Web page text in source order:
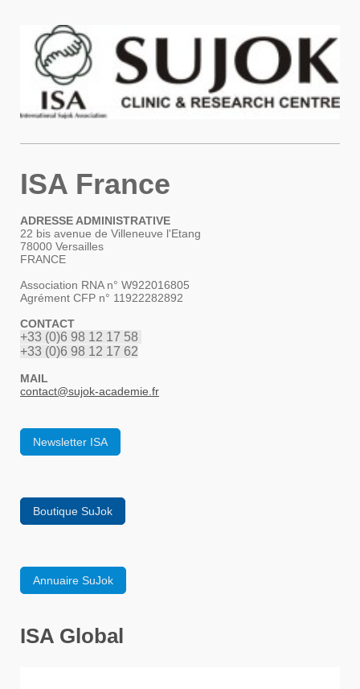
ISA France
ADRESSE ADMINISTRATIVE
22 bis avenue de Villeneuve l'Etang
78000 Versailles
FRANCE
Association RNA n° W922016805
Agrément CFP n° 11922282892
CONTACT
+33 (0)6 98 12 17 58
+33 (0)6 98 12 17 62
MAIL
contact@sujok-academie.fr
Newsletter ISA
Boutique SuJok
Annuaire SuJok
ISA Global